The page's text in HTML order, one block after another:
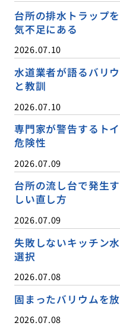
台所の排水トラップ
気不足にある
2026.07.10
水道業者が語るバリ
と教訓
2026.07.10
専門家が警告するト
危険性
2026.07.09
台所の流し台で発生
しい直し方
2026.07.09
失敗しないキッチン
選択
2026.07.08
固まったバリウムを
2026.07.08